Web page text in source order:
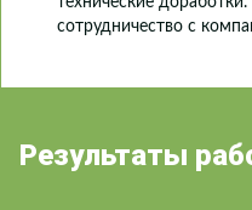
сотрудничество с
Результаты